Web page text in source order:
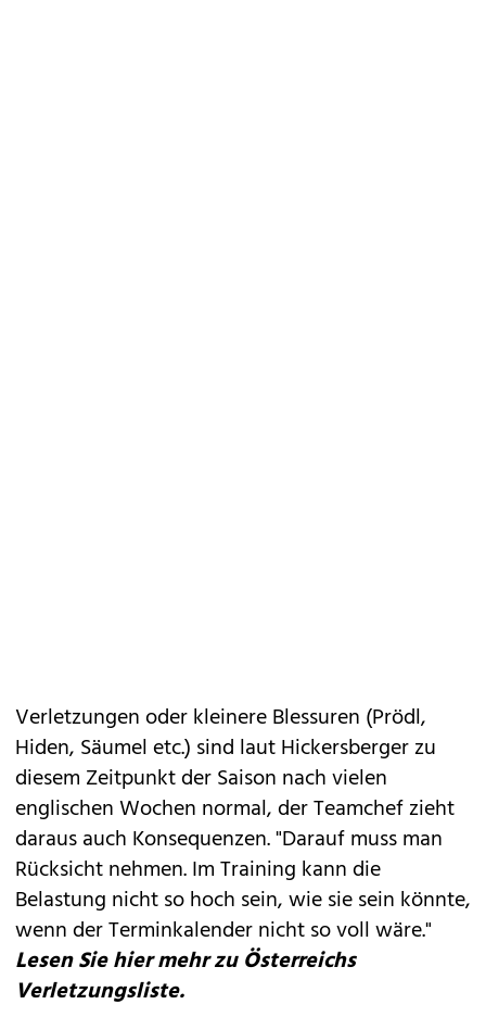
Verletzungen oder kleinere Blessuren (Prödl,
Hiden, Säumel etc.) sind laut Hickersberger zu
diesem Zeitpunkt der Saison nach vielen
englischen Wochen normal, der Teamchef zieht
daraus auch Konsequenzen. "Darauf muss man
Rücksicht nehmen. Im Training kann die
Belastung nicht so hoch sein, wie sie sein könnte,
wenn der Terminkalender nicht so voll wäre."
Lesen Sie hier mehr zu Österreichs
Verletzungsliste.